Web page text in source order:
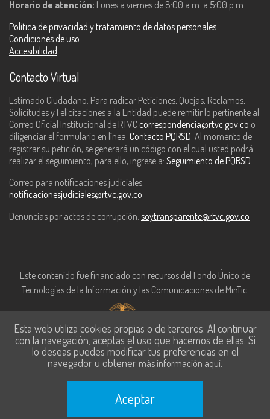
Horario de atención: Lunes a viernes de 8:00 a.m. a 5:00 p.m.
Política de privacidad y tratamiento de datos personales
Condiciones de uso
Accesibilidad
Contacto Virtual
Estimado Ciudadano: Para radicar Peticiones, Quejas, Reclamos,
Solicitudes y Felicitaciones a la Entidad puede remitir lo pertinente al
Correo Oficial Institucional de RTVC correspondencia@rtvc.gov.co o
diligenciar el formulario en línea: Contacto PQRSD. Al momento de
registrar su petición, se generará un código con el cual usted podrá
realizar el seguimiento, para ello, ingrese a: Seguimiento de PQRSD
Correo para notificaciones judiciales:
notificacionesjudiciales@rtvc.gov.co
Denuncias por actos de corrupción: soytransparente@rtvc.gov.co
Este contenido fue financiado con recursos del Fondo Único de
Tecnologías de la Información y las Comunicaciones de MinTic.
Esta web utiliza cookies propias o de terceros. Al continuar
con la navegación, aceptas el uso que hacemos de ellas. Si
lo deseas puedes modificar tus preferencias en el
navegador u obtener más información aquí.
Aceptar